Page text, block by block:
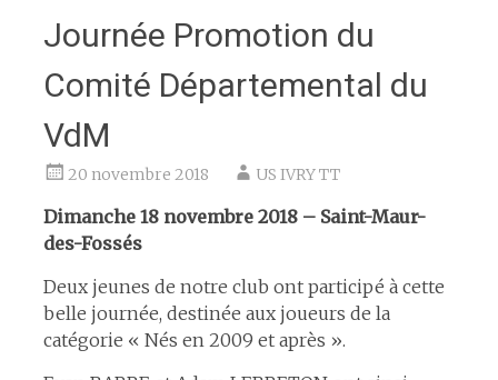
Journée Promotion du
Comité Départemental du
VdM
20 novembre 2018 US IVRY TT
Dimanche 18 novembre 2018 – Saint-Maur-
des-Fossés
Deux jeunes de notre club ont participé à cette
belle journée, destinée aux joueurs de la
catégorie « Nés en 2009 et après ».